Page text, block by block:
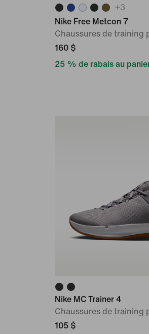
+3
Nike Free Metcon 7
Chaussures de training
160 $
25 % de rabais au
Nike MC Trainer 4
Chaussures de training
105 $